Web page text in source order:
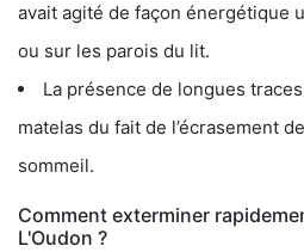
avait agité de façon énergétique
ou sur les parois du lit.
La présence de longues
matelas du fait de l’écrasement
sommeil.
Comment exterminer
L'Oudon ?